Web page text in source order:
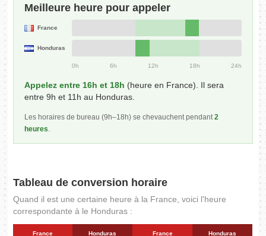
Meilleure heure pour appeler
France
Honduras
0h 6h 12h 18h 24h
Appelez entre 16h et 18h (heure en France). Il sera
entre 9h et 11h au Honduras.
Les horaires de bureau (9h–18h) se chevauchent pendant2
heures.
Tableau de conversion horaire
Quand il est une certaine heure à la France, voici l'heure
correspondante à le Honduras :
France Honduras France Honduras